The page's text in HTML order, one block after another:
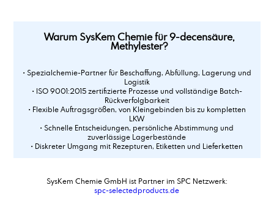
Warum SysKem Chemie für 9-decensäure,
Methylester?
• Spezialchemie-Partner für Beschaffung, Abfüllung, Lagerung und
Logistik
• ISO 9001:2015 zertifizierte Prozesse und vollständige Batch-
Rückverfolgbarkeit
• Flexible Auftragsgrößen, von Kleingebinden bis zu kompletten
LKW
• Schnelle Entscheidungen, persönliche Abstimmung und
zuverlässige Lagerbestände
• Diskreter Umgang mit Rezepturen, Etiketten und Lieferketten
SysKem Chemie GmbH ist Partner im SPC Netzwerk:
spc-selectedproducts.de